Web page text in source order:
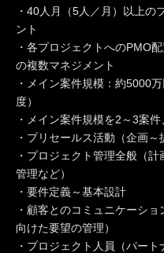
・40人月（5人／月）以上の
ント
・各プロジェクトへのPMO
の複数マネジメント
・メイン案件規模：約5000
度）
・メイン案件規模を2～3案
・プリセールス活動（企画
・プロジェクト管理全般（
管理など）
・要件定義～基本設計
・顧客とのコミュニケーシ
向けた要望の管理）
・プロジェクト人員（パー